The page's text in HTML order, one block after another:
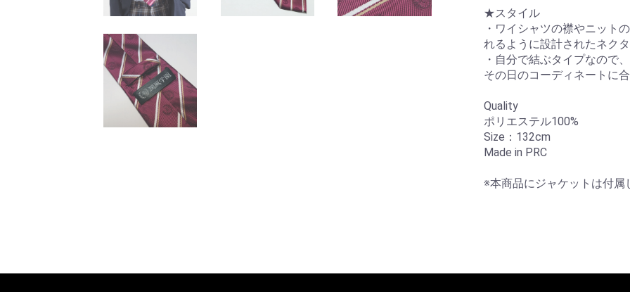
★スタイル
・ワイシャツの襟やニット
れるように設計されたネクタ
・自分で結ぶタイプなので
その日のコーディネートに
Quality
ポリエステル100%
Size：132cm
Made in PRC
※本商品にジャケットは付属